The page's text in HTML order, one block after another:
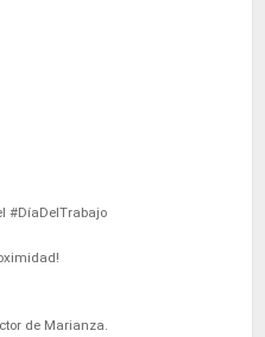
#DíaDelTrabajo
de Marianza.